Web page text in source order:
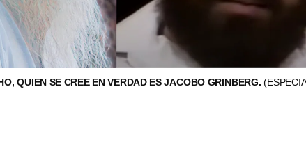
QUIEN SE CREE EN VERDAD ES JACOBO GRINBERG.